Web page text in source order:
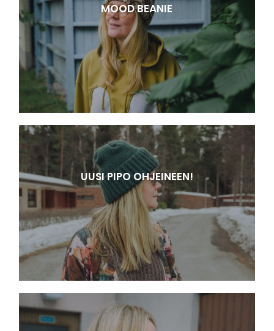
MOOD BEANIE
UUSI PIPO OHJEINEEN!